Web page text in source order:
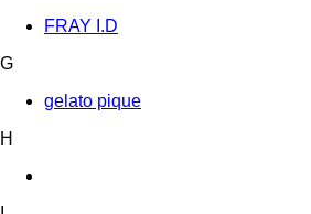
FRAY I.D
G
gelato pique
H